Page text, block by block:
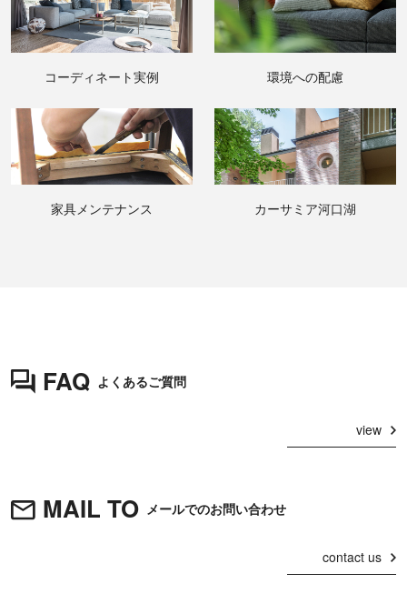
コーディネート実例 環境への配慮
家具メンテナンス カーサミア河口湖
FAQ よくあるご質問
view
MAIL TO メールでのお問い合わせ
contact us